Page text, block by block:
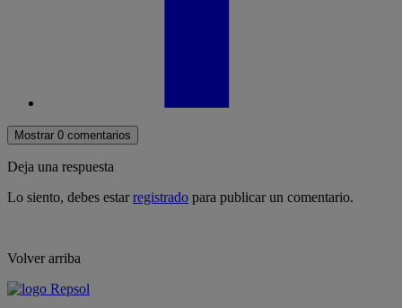
Mostrar 0 comentarios
Deja una respuesta
Lo siento, debes estarregistrado para publicar un comentario.
Volver arriba